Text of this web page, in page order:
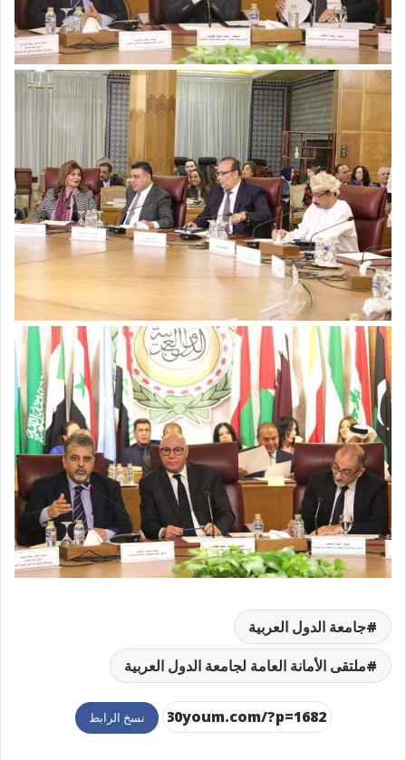
جامعة الدول العربية
ملتقى الأمانة العامة لجامعة الدول العربية
نسخ الرابط